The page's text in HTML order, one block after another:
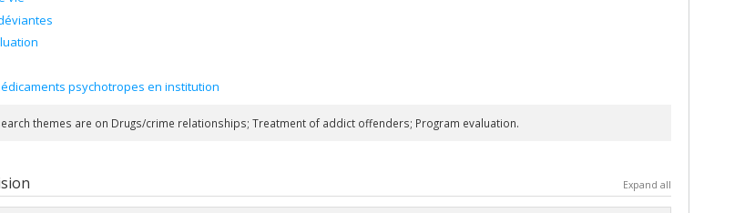
psychotropes en institution
themes are on Drugs/crime relationships; Treatment of addict offenders; Program evaluation.
Expand all